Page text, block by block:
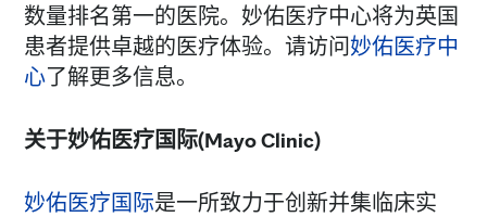
数量排名第一的医院。妙佑医疗中心将为英国
患者提供卓越的医疗体验。请访问妙佑医疗中
心了解更多信息。
关于妙佑医疗国际(Mayo Clinic)
妙佑医疗国际是一所致力于创新并集临床实